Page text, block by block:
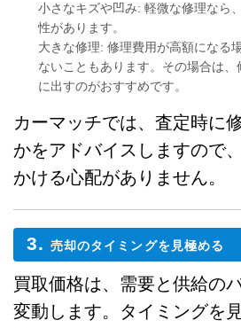
小さなキズや凹み: 軽微な修理なら
性があります。
大きな修理: 修理費用が高額になる
ないこともあります。その場合は
に出すのがおすすめです。
カーマッチでは、査定時に
かをアドバイスしますので
かける心配がありません。
3.売却のタイミングを見極める
買取価格は、需要と供給の
変動します。タイミングを